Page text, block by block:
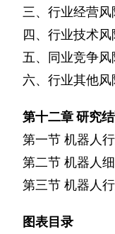
三、行业经营
四、行业技术
五、同业竞争
六、行业其他
第十二章研究
第一节 机器人
第二节 机器人
第三节 机器人
图表目录